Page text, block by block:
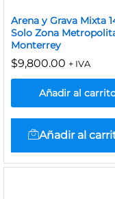
Arena y Grava Mixta
Solo Zona
Monterrey
$9,800.00 + IVA
Añadir al
Añadir al